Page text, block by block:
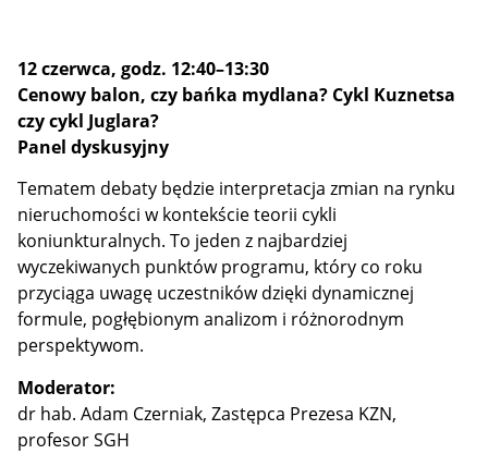
12 czerwca, godz. 12:40–13:30
Cenowy balon, czy bańka mydlana? Cykl Kuznetsa
czy cykl Juglara?
Panel dyskusyjny
Tematem debaty będzie interpretacja zmian na rynku
nieruchomości w kontekście teorii cykli
koniunkturalnych. To jeden z najbardziej
wyczekiwanych punktów programu, który co roku
przyciąga uwagę uczestników dzięki dynamicznej
formule, pogłębionym analizom i różnorodnym
perspektywom.
Moderator:
dr hab. Adam Czerniak, Zastępca Prezesa KZN,
profesor SGH